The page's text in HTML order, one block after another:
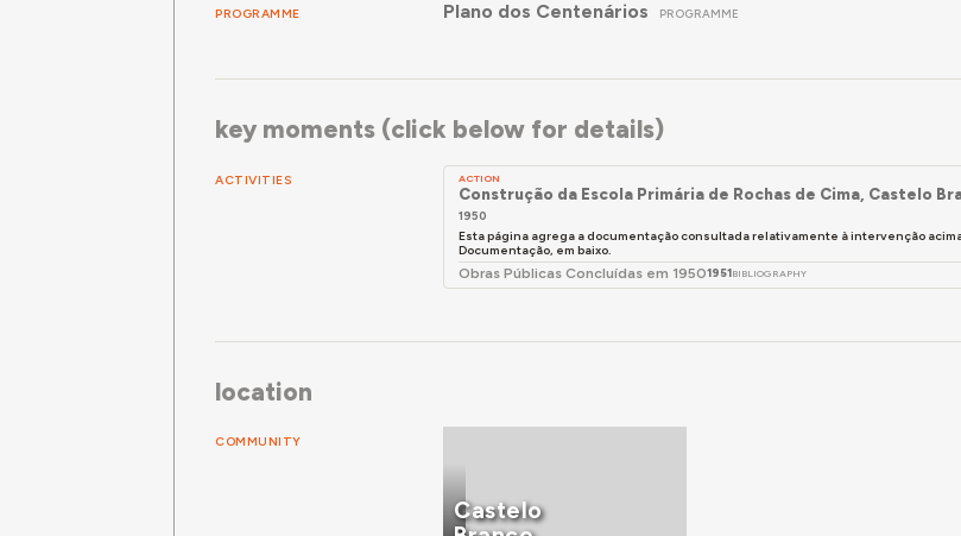
PROGRAMME Plano dos Centenários PROGRAMME
key moments (click below for details)
ACTIVITIES ACTION
Construção da Escola Primária de Rochas de Cima, Castelo
1950
Esta página agrega a documentação consultada relativamente à intervenção
Documentação, em baixo.
Obras Públicas Concluídas em 19501951BIBLIOGRAPHY
location
COMMUNITY
Castelo